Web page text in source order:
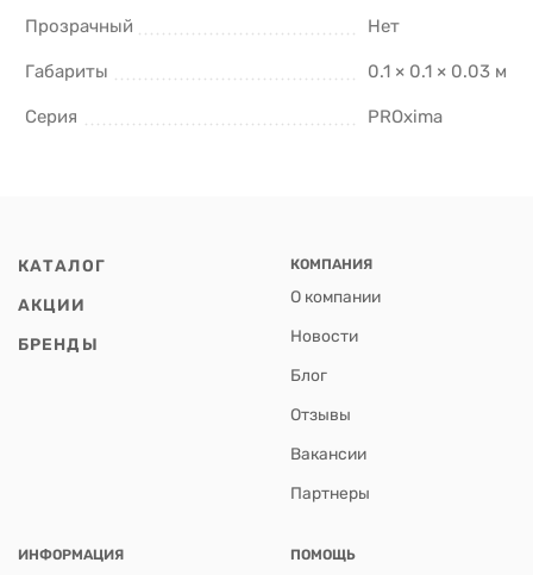
Прозрачный Нет
Габариты 0.1 × 0.1 × 0.03 м
Серия PROxima
КАТАЛОГ
АКЦИИ
БРЕНДЫ
КОМПАНИЯ
О компании
Новости
Блог
Отзывы
Вакансии
Партнеры
ИНФОРМАЦИЯ ПОМОЩЬ